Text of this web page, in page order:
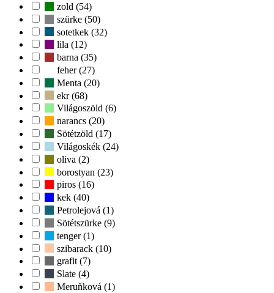
zold (54)
szürke (50)
sotetkek (32)
lila (12)
barna (35)
feher (27)
Menta (20)
ekr (68)
Világoszöld (6)
narancs (20)
Sötétzöld (17)
Világoskék (24)
oliva (2)
borostyan (23)
piros (16)
kek (40)
Petrolejová (1)
Sötétszürke (9)
tenger (1)
szibarack (10)
grafit (7)
Slate (4)
Meruňková (1)